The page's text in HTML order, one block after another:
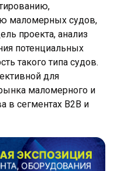
маломерных судов,
проекта, анализ
потенциальных
такого типа судов.
для
маломерного и
в сегментах B2B и